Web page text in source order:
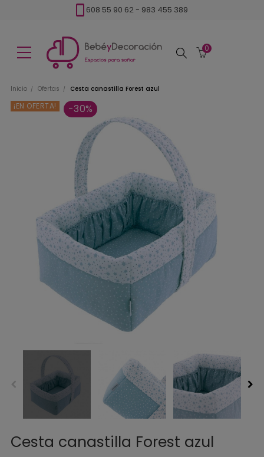
608 55 90 62 - 983 455 389
Buscar
0
Inicio Ofertas Cesta canastilla Forest azul
¡EN OFERTA! -30%
Cesta canastilla Forest azul